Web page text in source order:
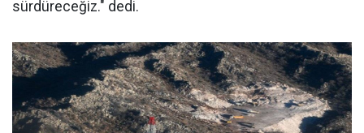
sürdüreceğiz." dedi.